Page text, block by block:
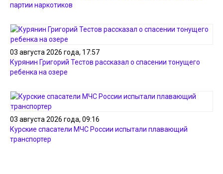
партии наркотиков
03 августа 2026 года, 17:57
Курянин Григорий Тестов рассказал о спасении тонущего
ребенка на озере
03 августа 2026 года, 09:16
Курские спасатели МЧС России испытали плавающий
транспортер